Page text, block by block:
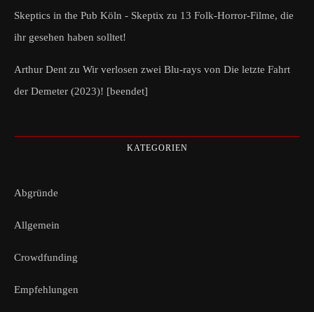
Skeptics in the Pub Köln - Skeptix zu 13 Folk-Horror-Filme, die
ihr gesehen haben solltet!
Arthur Dent zu Wir verlosen zwei Blu-rays von Die letzte Fahrt
der Demeter (2023)! [beendet]
KATEGORIEN
Abgründe
Allgemein
Crowdfunding
Empfehlungen